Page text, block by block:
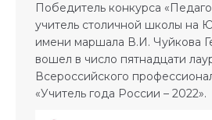
Победитель конкурса
учитель столичной школы на
имени маршала В.И. Чуйкова
вошел в число пятнадцати
Всероссийского
«Учитель года России – 2022».